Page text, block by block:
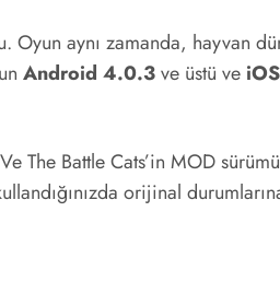
aynı zamanda, hayvan
Android 4.0.3ve üstü ve
The Battle Cats’in MOD
orijinal